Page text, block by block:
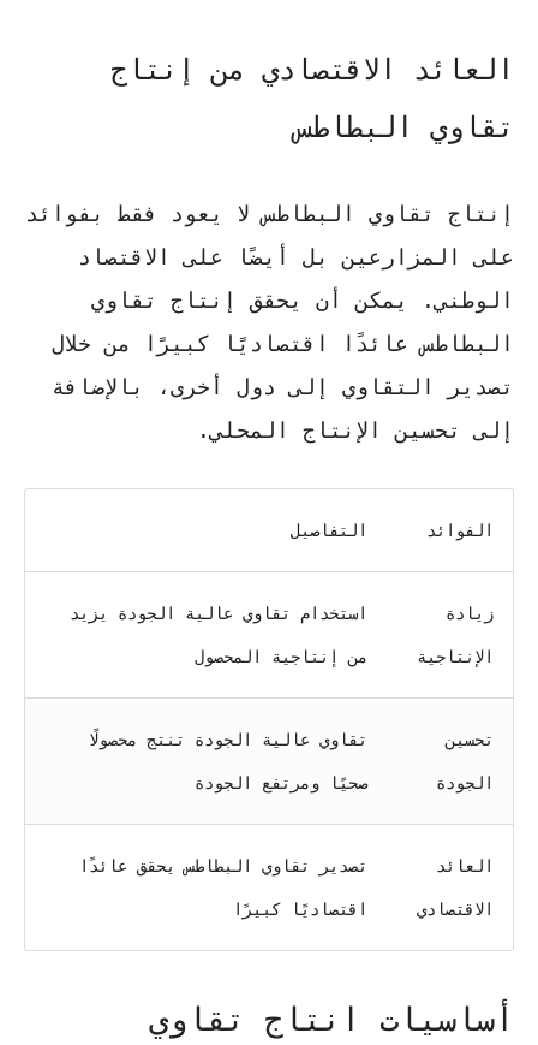
العائد الاقتصادي من إنتاج
تقاوي البطاطس
إنتاج تقاوي البطاطس لا يعود فقط بفوائد
على المزارعين بل أيضًا على الاقتصاد
الوطني. يمكن أن يحقق إنتاج تقاوي
البطاطس عائدًا اقتصاديًا كبيرًا من خلال
تصدير التقاوي إلى دول أخرى، بالإضافة
إلى تحسين الإنتاج المحلي.
الفوائد التفاصيل
زيادة
الإنتاجية
استخدام تقاوي عالية الجودة يزيد
من إنتاجية المحصول
تحسين
الجودة
تقاوي عالية الجودة تنتج محصولًا
صحيًا ومرتفع الجودة
العائد
الاقتصادي
تصدير تقاوي البطاطس يحقق عائدًا
اقتصاديًا كبيرًا
أساسيات انتاج تقاوي